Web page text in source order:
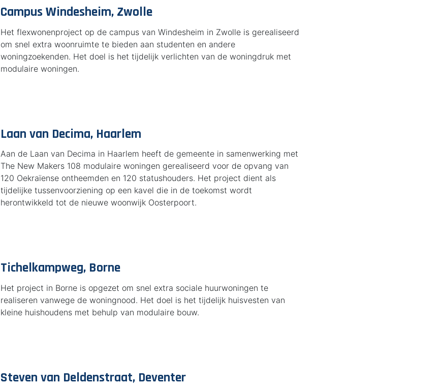
Campus Windesheim, Zwolle
Het flexwonenproject op de campus van Windesheim in Zwolle is gerealiseerd
om snel extra woonruimte te bieden aan studenten en andere
woningzoekenden. Het doel is het tijdelijk verlichten van de woningdruk met
modulaire woningen.
Laan van Decima, Haarlem
Aan de Laan van Decima in Haarlem heeft de gemeente in samenwerking met
The New Makers 108 modulaire woningen gerealiseerd voor de opvang van
120 Oekraïense ontheemden en 120 statushouders. Het project dient als
tijdelijke tussenvoorziening op een kavel die in de toekomst wordt
herontwikkeld tot de nieuwe woonwijk Oosterpoort.
Tichelkampweg, Borne
Het project in Borne is opgezet om snel extra sociale huurwoningen te
realiseren vanwege de woningnood. Het doel is het tijdelijk huisvesten van
kleine huishoudens met behulp van modulaire bouw.
Steven van Deldenstraat, Deventer